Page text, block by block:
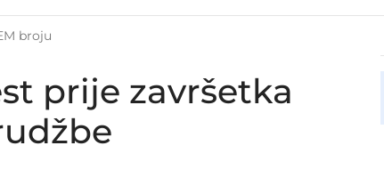
prije završetka